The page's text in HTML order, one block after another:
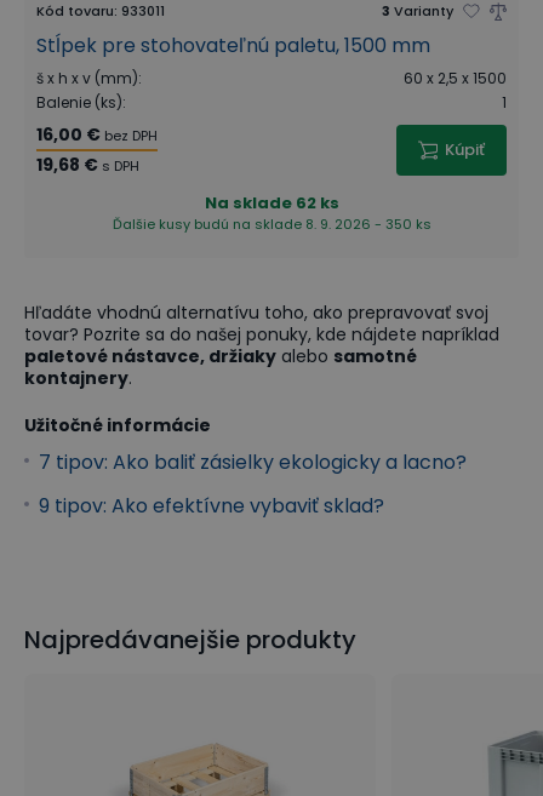
Kód tovaru: 933011 3 Varianty
Stĺpek pre stohovateľnú paletu, 1500 mm
š x h x v (mm):
60 x 2,5 x 1500
Balenie (ks): 1
16,00 € bez DPH
19,68 € s DPH
Kúpiť
Na sklade 62 ks
Ďalšie kusy budú na sklade 8. 9. 2026 - 350 ks
Hľadáte vhodnú alternatívu toho, ako prepravovať svoj
tovar? Pozrite sa do našej ponuky, kde nájdete napríklad
paletové nástavce, držiaky alebo samotné
kontajnery.
Užitočné informácie
7 tipov: Ako baliť zásielky ekologicky a lacno?
9 tipov: Ako efektívne vybaviť sklad?
Najpredávanejšie produkty